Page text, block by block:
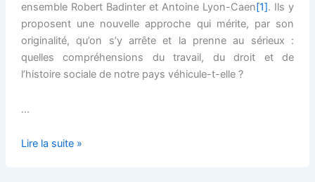
ensemble Robert Badinter et Antoine Lyon-Caen[1]. Ils y
proposent une nouvelle approche qui mérite, par son
originalité, qu’on s’y arrête et la prenne au sérieux :
quelles compréhensions du travail, du droit et de
l’histoire sociale de notre pays véhicule-t-elle ?
…
Le
Lire la suite »